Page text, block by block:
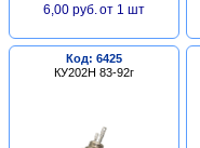
6,00 руб. от 1 шт
Код: 6425
КУ202Н 83-92г